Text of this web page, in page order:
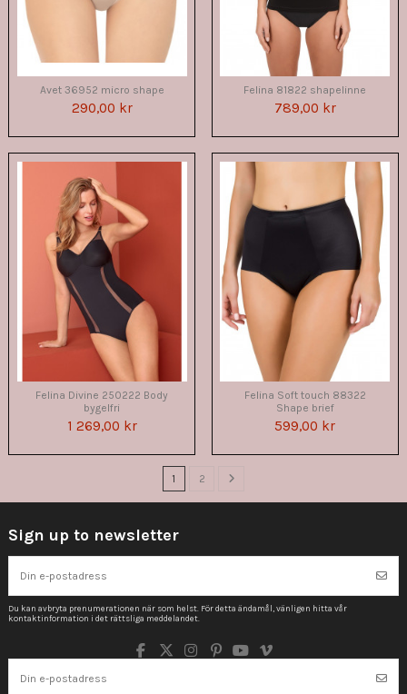
Avet 36952 micro shape
290,00 kr
Felina 81822 shapelinne
789,00 kr
Felina Divine 250222 Body
bygelfri
1 269,00 kr
Felina Soft touch 88322
Shape brief
599,00 kr
1 2
Sign up to newsletter
Du kan avbryta prenumerationen när som helst. För detta ändamål, vänligen hitta vår
kontaktinformation i det rättsliga meddelandet.